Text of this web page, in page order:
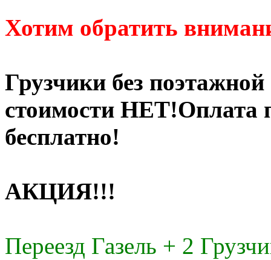
Хотим обратить
Грузчики без
стоимости НЕТ!Оплата
бесплатно!
АКЦИЯ!!!
Переезд Газель + 2